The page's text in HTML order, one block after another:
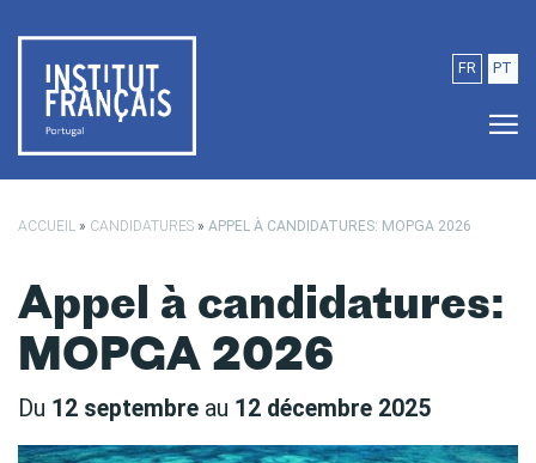
FR PT
ACCUEIL » CANDIDATURES » APPEL À CANDIDATURES: MOPGA 2026
Appel à candidatures:
MOPGA 2026
Du 12 septembre au 12 décembre 2025